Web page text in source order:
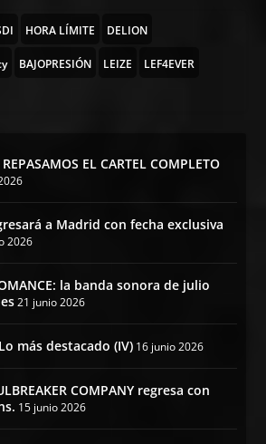
HORA LÍMITE DELION
BAJOPRESIÓN LEIZE LEF4EVER
EL CARTEL COMPLETO
a Madrid con fecha exclusiva
2026
la banda sonora de julio
21 junio 2026
más destacado (IV) 16 junio 2026
COMPANY regresa con
15 junio 2026